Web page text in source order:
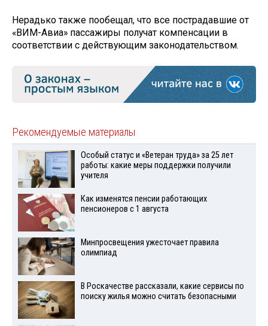
Нерадько также пообещал, что все пострадавшие от
«ВИМ-Авиа» пассажиры получат компенсации в
соответствии с действующим законодательством.
Рекомендуемые материалы
Особый статус и «Ветеран труда» за 25 лет
работы: какие меры поддержки получили
учителя
Как изменятся пенсии работающих
пенсионеров с 1 августа
Минпросвещения ужесточает правила
олимпиад
В Роскачестве рассказали, какие сервисы по
поиску жилья можно считать безопасными